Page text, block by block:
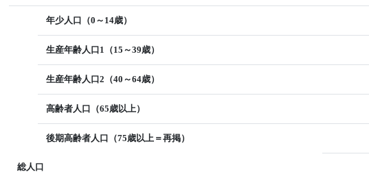
年少人口（0～14歳）
生産年齢人口1（15～39歳）
生産年齢人口2（40～64歳）
高齢者人口（65歳以上）
後期高齢者人口（75歳以上＝再掲）
総人口